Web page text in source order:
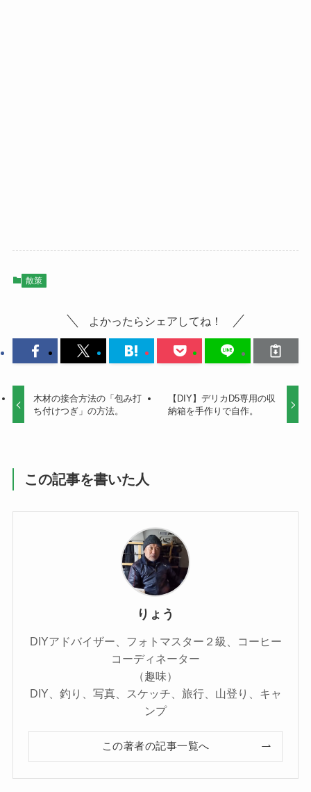
散策
よかったらシェアしてね！
木材の接合方法の「包み打
ち付けつぎ」の方法。
【DIY】デリカD5専用の収
納箱を手作りで自作。
この記事を書いた人
りょう
DIYアドバイザー、フォトマスター２級、コーヒー
コーディネーター
（趣味）
DIY、釣り、写真、スケッチ、旅行、山登り、キャ
ンプ
この著者の記事一覧へ